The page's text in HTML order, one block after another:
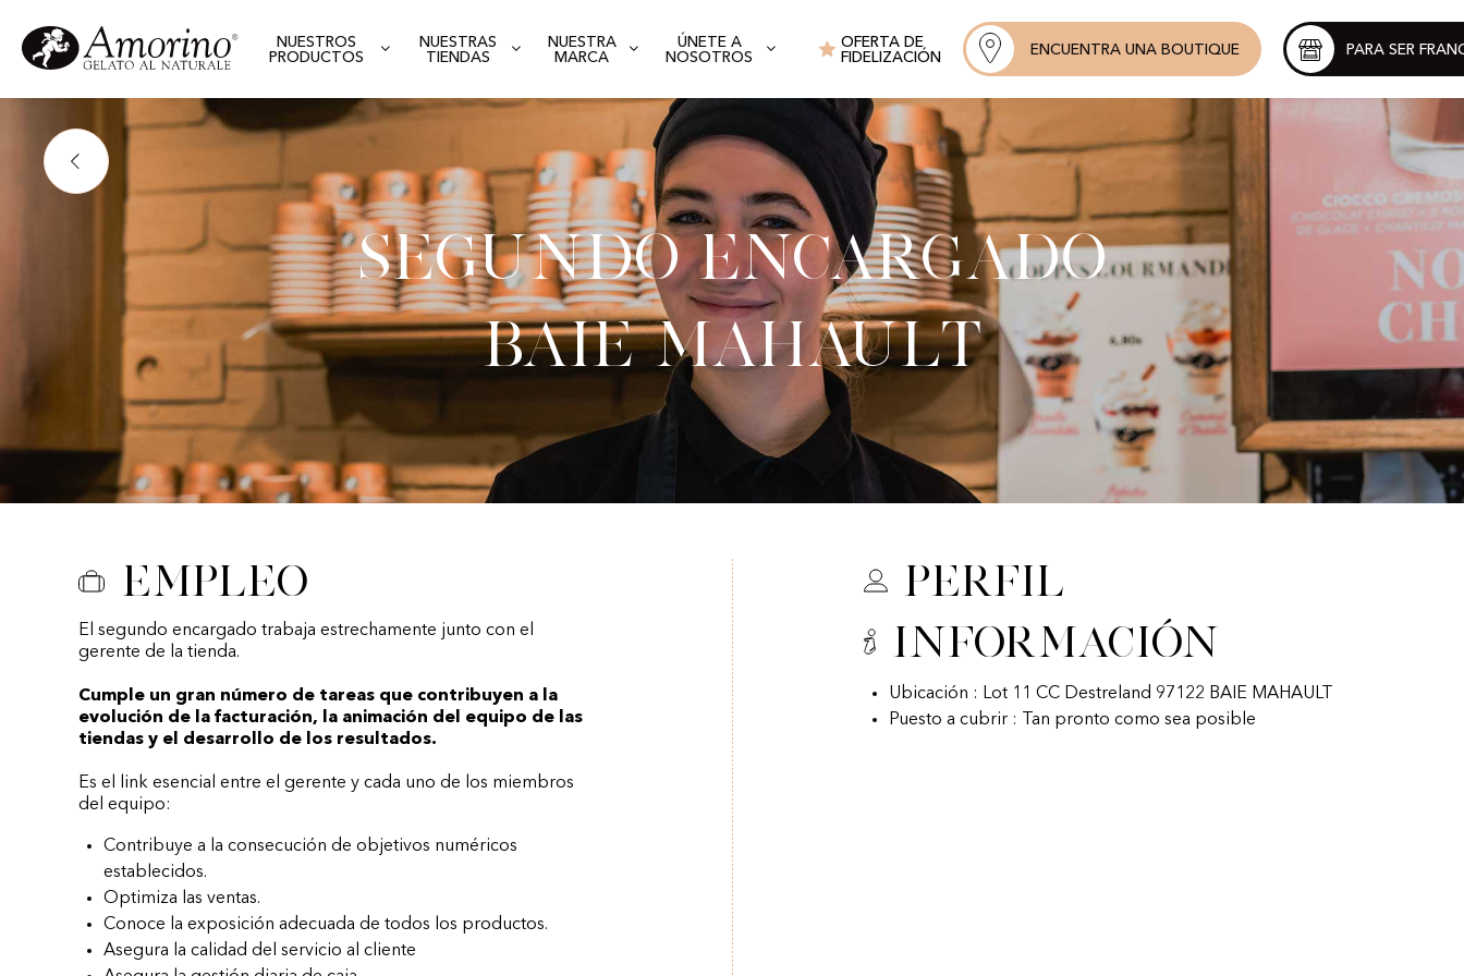
NUESTROS
PRODUCTOS
NUESTRAS
TIENDAS
NUESTRA
MARCA
ÚNETE A
NOSOTROS
OFERTA DE
FIDELIZACIÓN
ENCUENTRA UNA BOUTIQUE PARA SER
Segundo encargado
Baie Mahault
Empleo
El segundo encargado trabaja estrechamente junto con el
gerente de la tienda.
Cumple un gran número de tareas que contribuyen a la
evolución de la facturación, la animación del equipo de las
tiendas y el desarrollo de los resultados.
Es el link esencial entre el gerente y cada uno de los miembros
del equipo:
Contribuye a la consecución de objetivos numéricos
establecidos.
Optimiza las ventas.
Conoce la exposición adecuada de todos los productos.
Asegura la calidad del servicio al cliente
Perfil
Información
Ubicación : Lot 11 CC Destreland 97122 BAIE MAHAULT
Puesto a cubrir : Tan pronto como sea posible